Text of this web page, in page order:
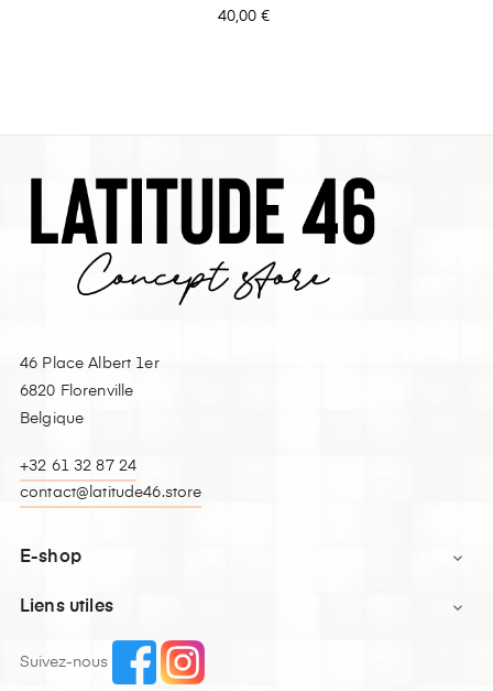
Prix
40,00 €
46 Place Albert 1er
6820 Florenville
Belgique
+32 61 32 87 24
contact@latitude46.store
E-shop 
Liens utiles 
Suivez-nous